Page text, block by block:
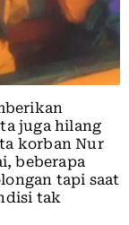
juga hilang
korban Nur
beberapa
tapi saat
tak